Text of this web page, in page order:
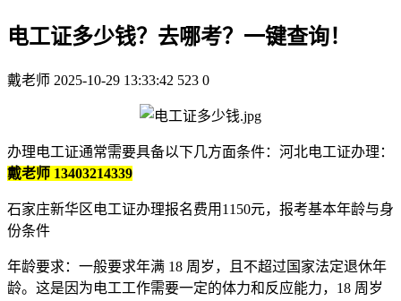
电工证多少钱？去哪考？一键查询！
戴老师 2025-10-29 13:33:42 523 0
办理电工证通常需要具备以下几方面条件：河北电工证办理：
戴老师 13403214339
石家庄新华区电工证办理报名费用1150元，报考基本年龄与身
份条件
年龄要求：一般要求年满 18 周岁，且不超过国家法定退休年
龄。这是因为电工工作需要一定的体力和反应能力，18 周岁